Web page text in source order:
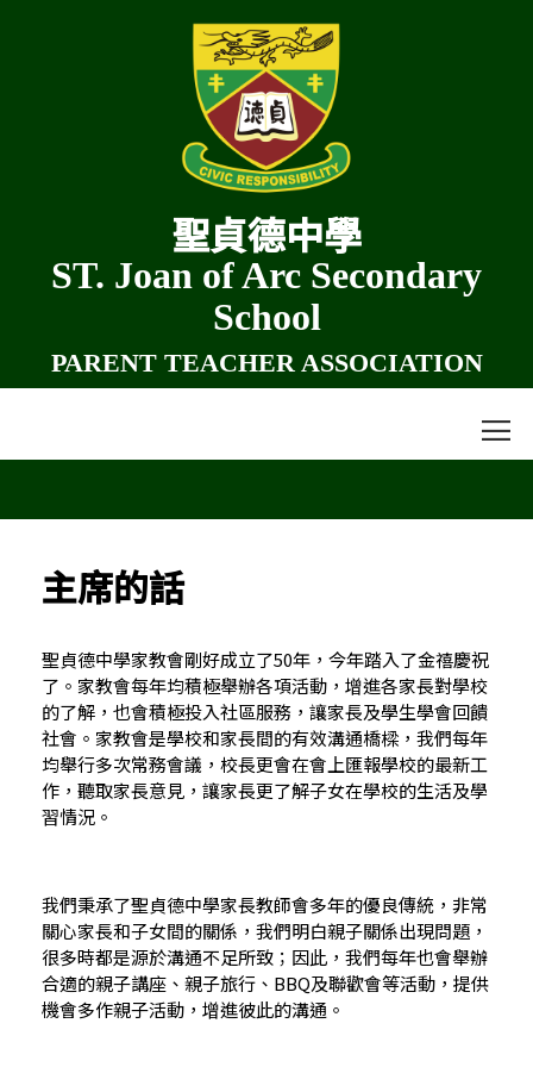
聖貞德中學
ST. Joan of Arc Secondary
School
PARENT TEACHER ASSOCIATION
≡
主席的話
聖貞德中學家教會剛好成立了50年，今年踏入了金禧慶祝
了。家教會每年均積極舉辦各項活動，增進各家長對學校
的了解，也會積極投入社區服務，讓家長及學生學會回饋
社會。家教會是學校和家長間的有效溝通橋樑，我們每年
均舉行多次常務會議，校長更會在會上匯報學校的最新工
作，聽取家長意見，讓家長更了解子女在學校的生活及學
習情況。
我們秉承了聖貞德中學家長教師會多年的優良傳統，非常
關心家長和子女間的關係，我們明白親子關係出現問題，
很多時都是源於溝通不足所致；因此，我們每年也會舉辦
合適的親子講座、親子旅行、BBQ及聯歡會等活動，提供
機會多作親子活動，增進彼此的溝通。